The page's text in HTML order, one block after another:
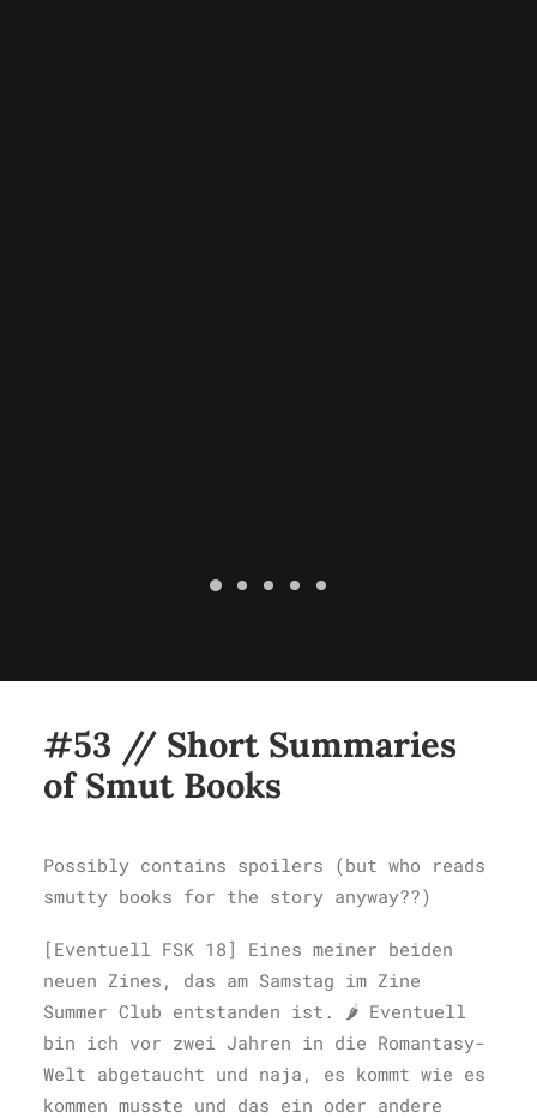
#53 // Short Summaries
of Smut Books
Possibly contains spoilers (but who reads
smutty books for the story anyway??)
[Eventuell FSK 18] Eines meiner beiden
neuen Zines, das am Samstag im Zine
Summer Club entstanden ist. 🌶️ Eventuell
bin ich vor zwei Jahren in die Romantasy-
Welt abgetaucht und naja, es kommt wie es
kommen musste und das ein oder andere